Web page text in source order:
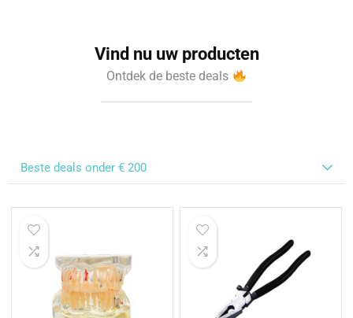
Vind nu uw producten
Ontdek de beste deals
Beste deals onder € 200